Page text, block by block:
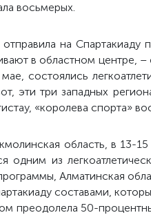
восьмерых.
на Спартакиаду
в областном центре, –
состоялись
эти три западных
«королева спорта»
область, в 13-
одним из
Алматинская
составами,
преодолела 50-